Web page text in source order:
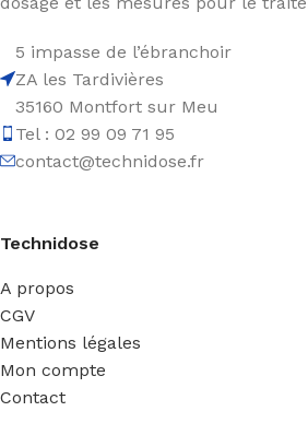
5 impasse de l’ébranchoir
ZA les Tardivières
35160 Montfort sur Meu
Tel : 02 99 09 71 95
contact@technidose.fr
Technidose
A propos
CGV
Mentions légales
Mon compte
Contact